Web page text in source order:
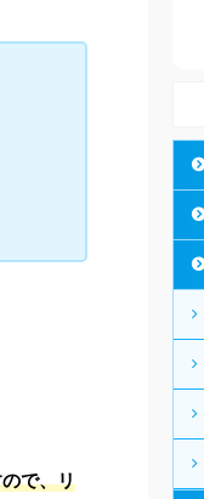
で、リ